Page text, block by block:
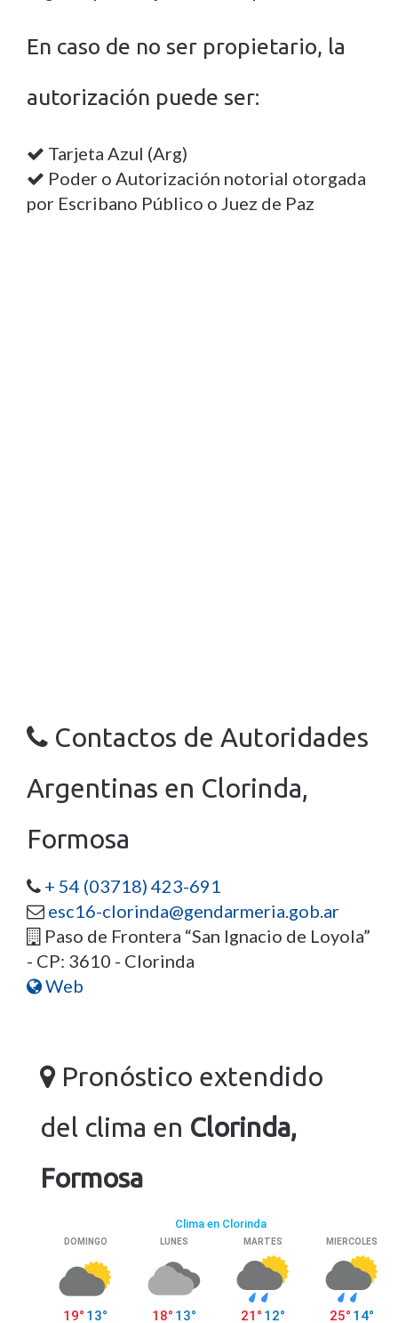
En caso de no ser propietario, la
autorización puede ser:
Tarjeta Azul (Arg)
Poder o Autorización notorial otorgada
por Escribano Público o Juez de Paz
Contactos de Autoridades
Argentinas en Clorinda,
Formosa
+ 54 (03718) 423-691
esc16-clorinda@gendarmeria.gob.ar
Paso de Frontera “San Ignacio de Loyola”
- CP: 3610 - Clorinda
Web
Pronóstico extendido
del clima en Clorinda,
Formosa